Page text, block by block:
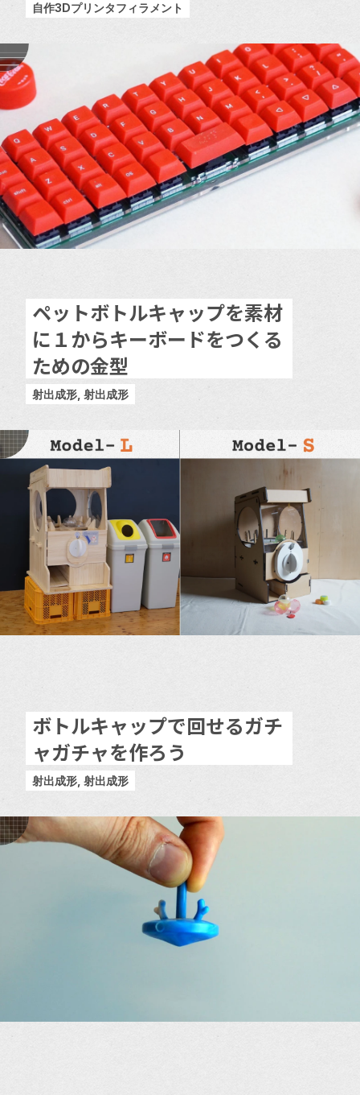
自作3Dプリンタフィラメント
ペットボトルキャップを素材
に１からキーボードをつくる
ための金型
射出成形, 射出成形
ボトルキャップで回せるガチ
ャガチャを作ろう
射出成形, 射出成形